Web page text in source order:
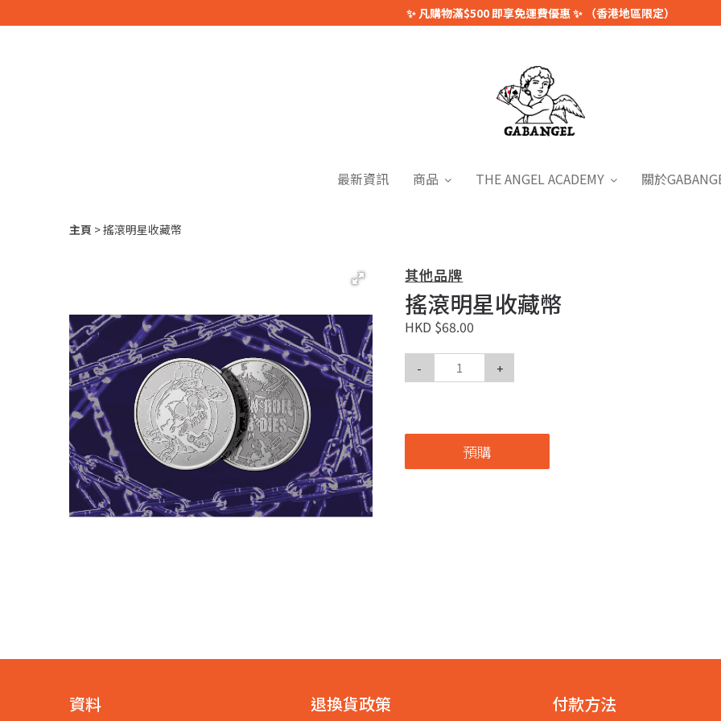
✨ 凡購物滿$500 即享免運費優惠 ✨ （香港地區限定）
最新資訊 商品 THE ANGEL ACADEMY 關於
主頁 搖滾明星收藏幣
其他品牌
搖滾明星收藏幣
HKD $68.00
- +
預購
資料 退換貨政策 付款方法